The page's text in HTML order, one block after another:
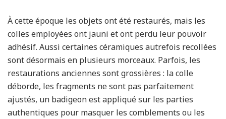
À cette époque les objets ont été restaurés, mais les
colles employées ont jauni et ont perdu leur pouvoir
adhésif. Aussi certaines céramiques autrefois recollées
sont désormais en plusieurs morceaux. Parfois, les
restaurations anciennes sont grossières : la colle
déborde, les fragments ne sont pas parfaitement
ajustés, un badigeon est appliqué sur les parties
authentiques pour masquer les comblements ou les